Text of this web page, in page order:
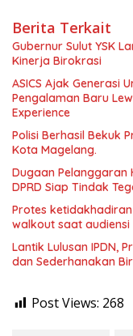
Berita Terkait
Gubernur Sulut YSK Lantik Tiga Pejabat Eselon II, Perkuat
Kinerja Birokrasi
ASICS Ajak Generasi
Pengalaman Baru
Experience
Polisi Berhasil Bekuk
Kota Magelang.
Dugaan Pelanggaran
DPRD Siap Tindak
Protes
walkout saat audiensi
Lantik Lulusan IPDN,
dan Sederhanakan
Post Views: 268